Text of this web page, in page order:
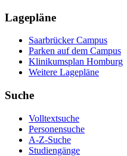
Lagepläne
Saarbrücker Campus
Parken auf dem Campus
Klinikumsplan Homburg
Weitere Lagepläne
Suche
Volltextsuche
Personensuche
A-Z-Suche
Studiengänge